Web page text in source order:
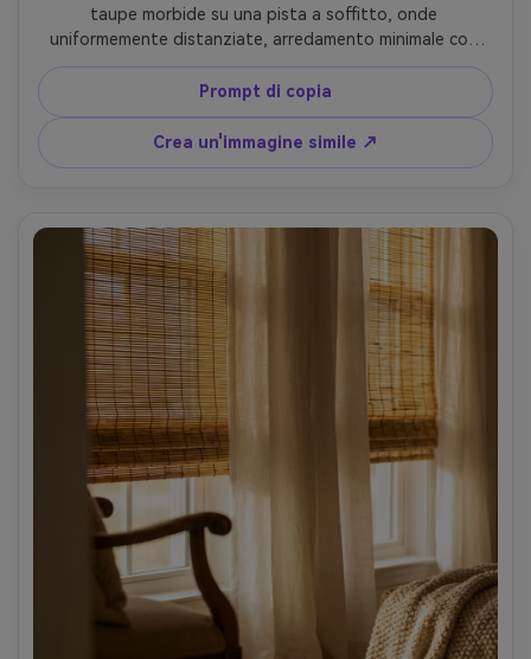
taupe morbide su una pista a soffitto, onde
uniformemente distanziate, arredamento minimale con
una panca in legno bassa e vaso in pietra, luce diffusa
della finestra coperto per toni calmi, grana sottile e
drappo in tessuto realistico, Leica SL2, 35mm, f/4,
composizione pulita, look editoriale interno premium- -ar
4:5
Prompt di copia
Crea un'immagine simile ↗